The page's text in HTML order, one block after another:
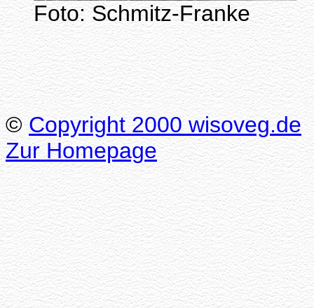
Foto: Schmitz-Franke
© Copyright 2000 wisoveg.de
Zur Homepage